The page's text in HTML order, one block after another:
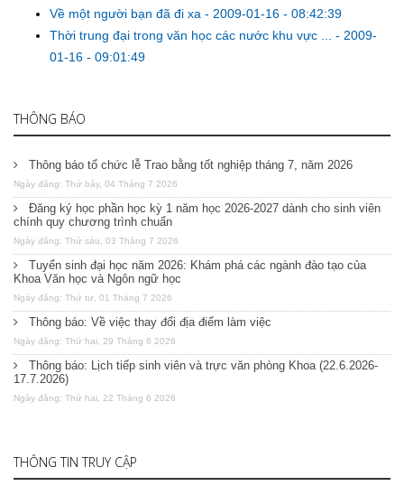
Về một người bạn đã đi xa - 2009-01-16 - 08:42:39
Thời trung đại trong văn học các nước khu vực ... - 2009-
01-16 - 09:01:49
THÔNG BÁO
Thông báo tổ chức lễ Trao bằng tốt nghiệp tháng 7, năm 2026
Ngày đăng: Thứ bảy, 04 Tháng 7 2026
Đăng ký học phần học kỳ 1 năm học 2026-2027 dành cho sinh viên
chính quy chương trình chuẩn
Ngày đăng: Thứ sáu, 03 Tháng 7 2026
Tuyển sinh đại học năm 2026: Khám phá các ngành đào tạo của
Khoa Văn học và Ngôn ngữ học
Ngày đăng: Thứ tư, 01 Tháng 7 2026
Thông báo: Về việc thay đổi địa điểm làm việc
Ngày đăng: Thứ hai, 29 Tháng 6 2026
Thông báo: Lịch tiếp sinh viên và trực văn phòng Khoa (22.6.2026-
17.7.2026)
Ngày đăng: Thứ hai, 22 Tháng 6 2026
THÔNG TIN TRUY CẬP